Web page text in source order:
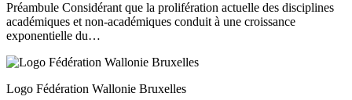
Préambule Considérant que la prolifération actuelle des disciplines
académiques et non-académiques conduit à une croissance
exponentielle du…
Logo Fédération Wallonie Bruxelles